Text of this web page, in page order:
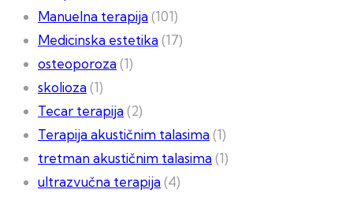
Manuelna terapija(101)
Medicinska estetika(17)
osteoporoza(1)
skolioza(1)
Tecar terapija(2)
Terapija akustičnim talasima(1)
tretman akustičnim talasima(1)
ultrazvučna terapija(4)